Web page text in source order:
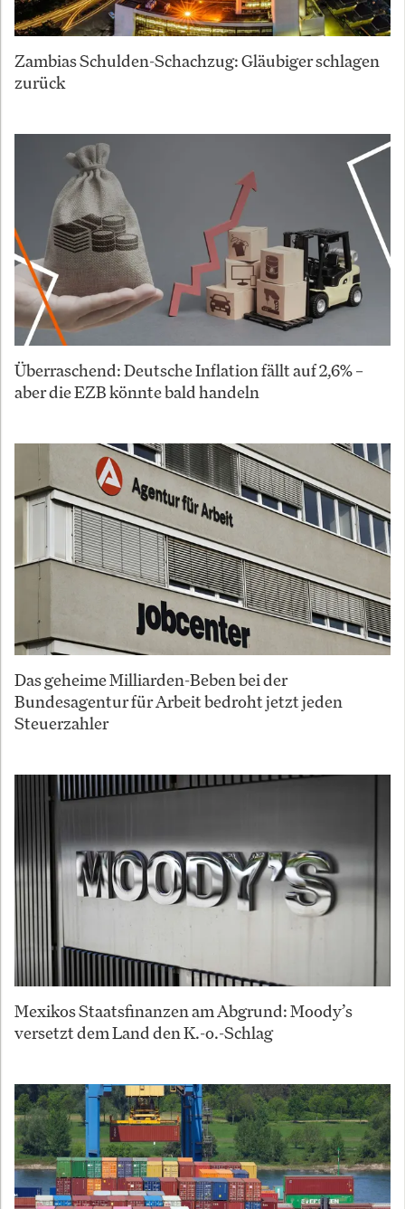
Zambias Schulden-Schachzug: Gläubiger schlagen
zurück
Überraschend: Deutsche Inflation fällt auf 2,6% –
aber die EZB könnte bald handeln
Das geheime Milliarden-Beben bei der
Bundesagentur für Arbeit bedroht jetzt jeden
Steuerzahler
Mexikos Staatsfinanzen am Abgrund: Moody’s
versetzt dem Land den K.-o.-Schlag